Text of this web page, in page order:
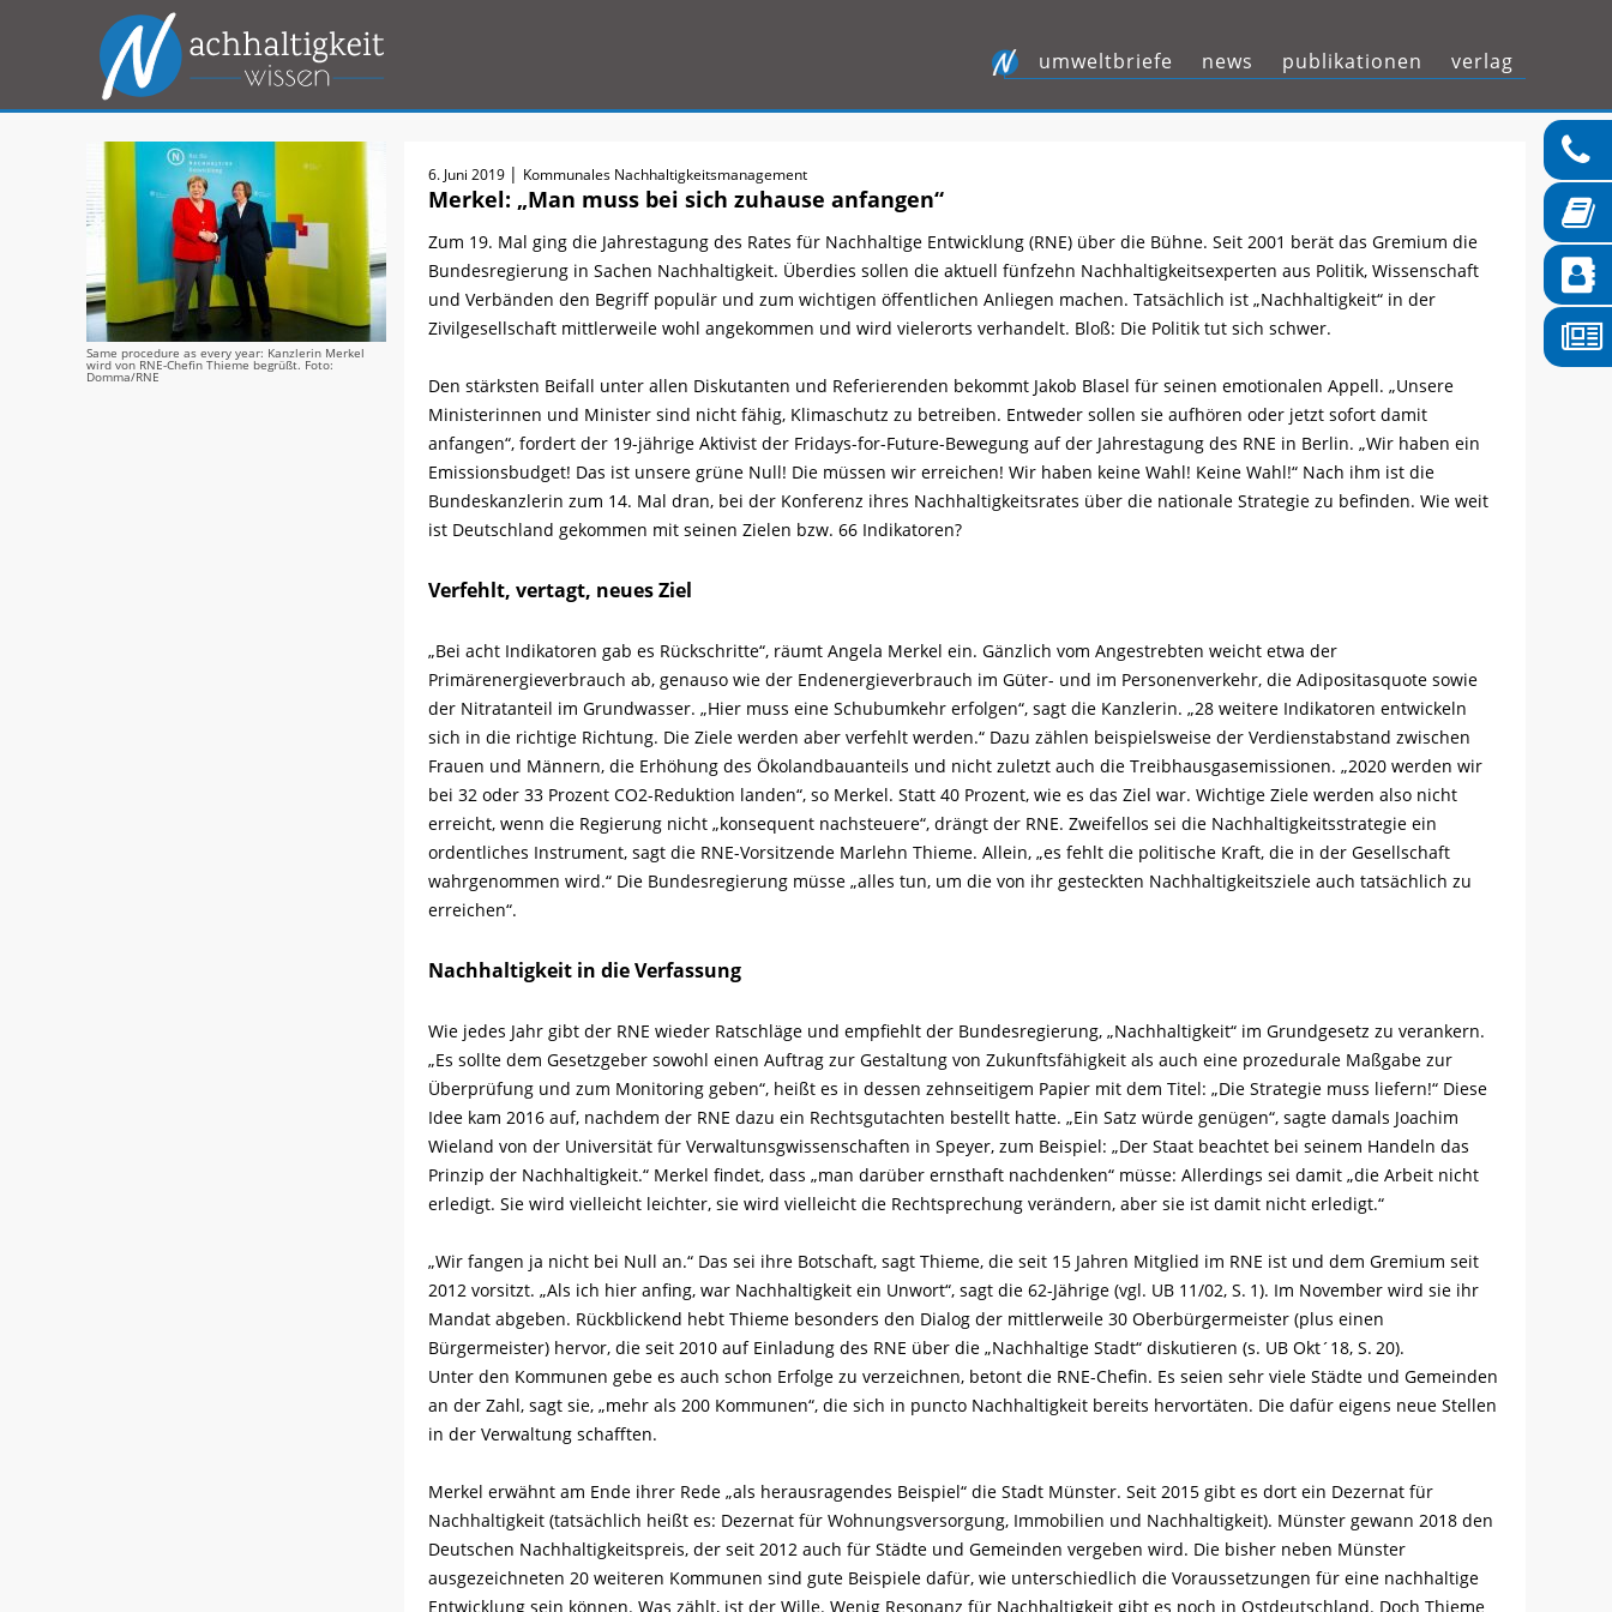
Zum
Inhalt
springen
umweltbriefe news publikationen verlag
Same procedure as every year: Kanzlerin Merkel
wird von RNE-Chefin Thieme begrüßt. Foto:
Domma/RNE
6. Juni 2019 | Kommunales Nachhaltigkeitsmanagement
Merkel: „Man muss bei sich zuhause anfangen“
Zum 19. Mal ging die Jahrestagung des Rates für Nachhaltige Entwicklung (RNE) über die Bühne. Seit 2001 berät das Gremium die
Bundesregierung in Sachen Nachhaltigkeit. Überdies sollen die aktuell fünfzehn Nachhaltigkeitsexperten aus Politik, Wissenschaft
und Verbänden den Begriff populär und zum wichtigen öffentlichen Anliegen machen. Tatsächlich ist „Nachhaltigkeit“ in der
Zivilgesellschaft mittlerweile wohl angekommen und wird vielerorts verhandelt. Bloß: Die Politik tut sich schwer.
Den stärksten Beifall unter allen Diskutanten und Referierenden bekommt Jakob Blasel für seinen emotionalen Appell. „Unsere
Ministerinnen und Minister sind nicht fähig, Klimaschutz zu betreiben. Entweder sollen sie aufhören oder jetzt sofort damit
anfangen“, fordert der 19-jährige Aktivist der Fridays-for-Future-Bewegung auf der Jahrestagung des RNE in Berlin. „Wir haben ein
Emissionsbudget! Das ist unsere grüne Null! Die müssen wir erreichen! Wir haben keine Wahl! Keine Wahl!“ Nach ihm ist die
Bundeskanzlerin zum 14. Mal dran, bei der Konferenz ihres Nachhaltigkeitsrates über die nationale Strategie zu befinden. Wie weit
ist Deutschland gekommen mit seinen Zielen bzw. 66 Indikatoren?
Verfehlt, vertagt, neues Ziel
„Bei acht Indikatoren gab es Rückschritte“, räumt Angela Merkel ein. Gänzlich vom Angestrebten weicht etwa der
Primärenergieverbrauch ab, genauso wie der Endenergieverbrauch im Güter- und im Personenverkehr, die Adipositasquote sowie
der Nitratanteil im Grundwasser. „Hier muss eine Schubumkehr erfolgen“, sagt die Kanzlerin. „28 weitere Indikatoren entwickeln
sich in die richtige Richtung. Die Ziele werden aber verfehlt werden.“ Dazu zählen beispielsweise der Verdienstabstand zwischen
Frauen und Männern, die Erhöhung des Ökolandbauanteils und nicht zuletzt auch die Treibhausgasemissionen. „2020 werden wir
bei 32 oder 33 Prozent CO2-Reduktion landen“, so Merkel. Statt 40 Prozent, wie es das Ziel war. Wichtige Ziele werden also nicht
erreicht, wenn die Regierung nicht „konsequent nachsteuere“, drängt der RNE. Zweifellos sei die Nachhaltigkeitsstrategie ein
ordentliches Instrument, sagt die RNE-Vorsitzende Marlehn Thieme. Allein, „es fehlt die politische Kraft, die in der Gesellschaft
wahrgenommen wird.“ Die Bundesregierung müsse „alles tun, um die von ihr gesteckten Nachhaltigkeitsziele auch tatsächlich zu
erreichen“.
Nachhaltigkeit in die Verfassung
Wie jedes Jahr gibt der RNE wieder Ratschläge und empfiehlt der Bundesregierung, „Nachhaltigkeit“ im Grundgesetz zu verankern.
„Es sollte dem Gesetzgeber sowohl einen Auftrag zur Gestaltung von Zukunftsfähigkeit als auch eine prozedurale Maßgabe zur
Überprüfung und zum Monitoring geben“, heißt es in dessen zehnseitigem Papier mit dem Titel: „Die Strategie muss liefern!“ Diese
Idee kam 2016 auf, nachdem der RNE dazu ein Rechtsgutachten bestellt hatte. „Ein Satz würde genügen“, sagte damals Joachim
Wieland von der Universität für Verwaltunsgwissenschaften in Speyer, zum Beispiel: „Der Staat beachtet bei seinem Handeln das
Prinzip der Nachhaltigkeit.“ Merkel findet, dass „man darüber ernsthaft nachdenken“ müsse: Allerdings sei damit „die Arbeit nicht
erledigt. Sie wird vielleicht leichter, sie wird vielleicht die Rechtsprechung verändern, aber sie ist damit nicht erledigt.“
„Wir fangen ja nicht bei Null an.“ Das sei ihre Botschaft, sagt Thieme, die seit 15 Jahren Mitglied im RNE ist und dem Gremium seit
2012 vorsitzt. „Als ich hier anfing, war Nachhaltigkeit ein Unwort“, sagt die 62-Jährige (vgl. UB 11/02, S. 1). Im November wird sie ihr
Mandat abgeben. Rückblickend hebt Thieme besonders den Dialog der mittlerweile 30 Oberbürgermeister (plus einen
Bürgermeister) hervor, die seit 2010 auf Einladung des RNE über die „Nachhaltige Stadt“ diskutieren (s. UB Okt´18, S. 20).
Unter den Kommunen gebe es auch schon Erfolge zu verzeichnen, betont die RNE-Chefin. Es seien sehr viele Städte und Gemeinden
an der Zahl, sagt sie, „mehr als 200 Kommunen“, die sich in puncto Nachhaltigkeit bereits hervortäten. Die dafür eigens neue Stellen
in der Verwaltung schafften.
Merkel erwähnt am Ende ihrer Rede „als herausragendes Beispiel“ die Stadt Münster. Seit 2015 gibt es dort ein Dezernat für
Nachhaltigkeit (tatsächlich heißt es: Dezernat für Wohnungsversorgung, Immobilien und Nachhaltigkeit). Münster gewann 2018 den
Deutschen Nachhaltigkeitspreis, der seit 2012 auch für Städte und Gemeinden vergeben wird. Die bisher neben Münster
ausgezeichneten 20 weiteren Kommunen sind gute Beispiele dafür, wie unterschiedlich die Voraussetzungen für eine nachhaltige
Entwicklung sein können. Was zählt, ist der Wille. Wenig Resonanz für Nachhaltigkeit gibt es noch in Ostdeutschland. Doch Thieme